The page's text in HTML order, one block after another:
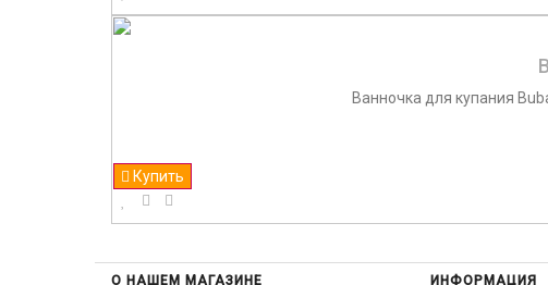
Ванночка для купания
Купить
О НАШЕМ МАГАЗИНЕ ИНФОРМАЦИЯ